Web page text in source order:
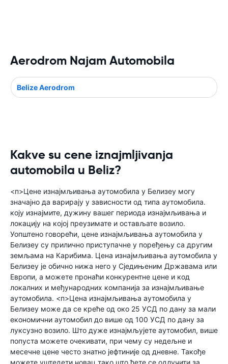
Aerodrom Najam Automobila
Belize Aerodrom
Kakve su cene iznajmljivanja
automobila u Beliz?
<п>Цене изнајмљивања аутомобила у Белизеу могу
значајно да варирају у зависности од типа аутомобила.
коју изнајмите, дужину вашег периода изнајмљивања и
локацију на којој преузимате и остављате возило.
Уопштено говорећи, цене изнајмљивања аутомобила у
Белизеу су прилично приступачне у поређењу са другим
земљама на Карибима. Цена изнајмљивања аутомобила у
Белизеу је обично нижа него у Сједињеним Државама или
Европи, а можете пронаћи конкурентне цене и код
локалних и међународних компанија за изнајмљивање
аутомобила. <п>Цена изнајмљивања аутомобила у
Белизеу може да се креће од око 25 УСД по дану за мали
економични аутомобил до више од 100 УСД по дану за
луксузно возило. Што дуже изнајмљујете аутомобил, више
попуста можете очекивати, при чему су недељне и
месечне цене често знатно јефтиније од дневне. Такође
можете уштедети новац тако што ћете се одлучити за